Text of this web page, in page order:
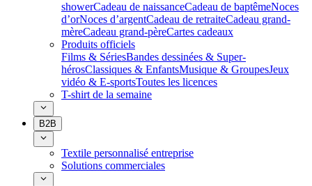
showerCadeau de naissanceCadeau de baptêmeNoces
d’orNoces d’argentCadeau de retraiteCadeau grand-
mèreCadeau grand-pèreCartes cadeaux
Produits officiels
Films & SériesBandes dessinées & Super-
hérosClassiques & EnfantsMusique & GroupesJeux
vidéo & E-sportsToutes les licences
T-shirt de la semaine
B2B
Textile personnalisé entreprise
Solutions commerciales